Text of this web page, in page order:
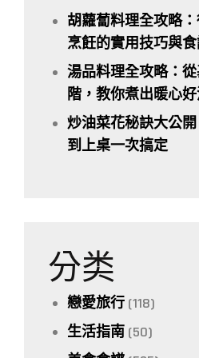
胡蘿蔔料理全攻略
烹飪的實用技巧與
湯品料理全攻略：
階，教你煮出暖心
炒油菜花秘訣大公
到上桌一次搞定
分类
戀愛旅行 (118)
生活指南 (50)